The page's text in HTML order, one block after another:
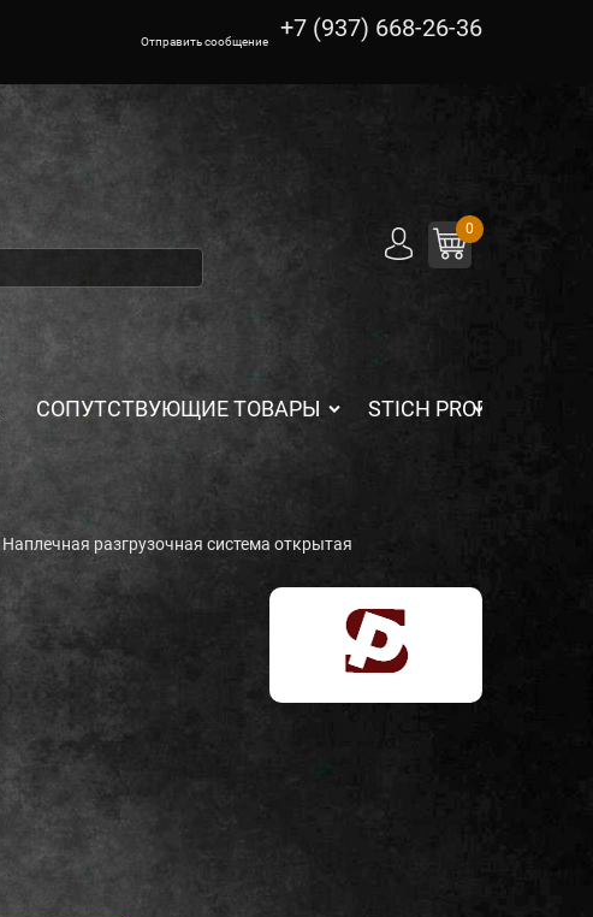
Отправить сообщение +7 (937) 668-26-36
0
СОПУТСТВУЮЩИЕ ТОВАРЫ STICH PROFI
Наплечная разгрузочная система открытая